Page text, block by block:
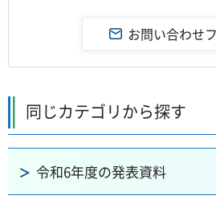
同じカテゴリから探す
令和6年度の発表資料